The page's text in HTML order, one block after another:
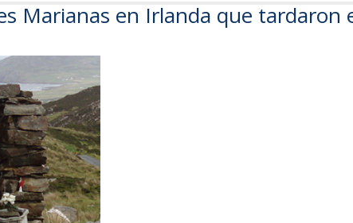
Marianas en Irlanda que tardaron